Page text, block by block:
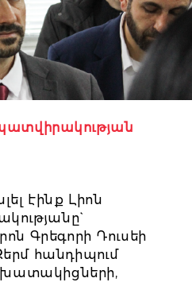
էինք Լիոն
Գրեգորի Դուսեի
հանդիպում